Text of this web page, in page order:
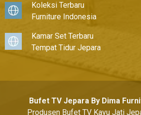
Koleksi Terbaru
Furniture Indonesia
Kamar Set Terbaru
Tempat Tidur Jepara
Bufet TV Jepara By Dima
Produsen Bufet TV Kayu Jati